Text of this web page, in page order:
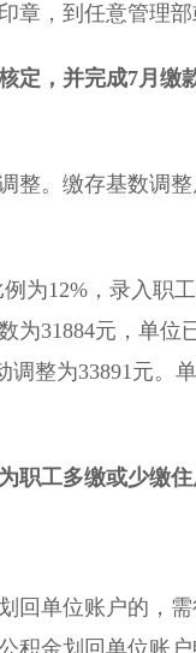
，到任意管理部
定，并完成7月缴
。缴存基数调整
12%，录入职工
31884元，单位
整为33891元。
职工多缴或少缴
单位账户的，需
积金划回单位账